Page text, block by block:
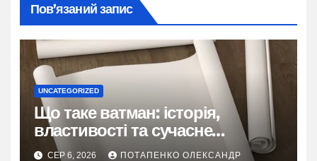
Пов’язаний запис
UNCATEGORIZED
Що таке ватман: історія,
властивості та сучасне
застосування
СЕР 6, 2026 ПОТАПЕНКО ОЛЕКСАНДР